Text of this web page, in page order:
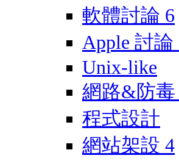
軟體討論 6
Apple 討論
Unix-like
網路&防毒
程式設計
網站架設 4